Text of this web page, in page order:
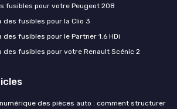
fusibles pour votre Peugeot 208
des fusibles pour la Clio 3
fusibles pour le Partner 1.6 HDi
des fusibles pour votre Renault Scénic 2
des pièces auto : comment structurer